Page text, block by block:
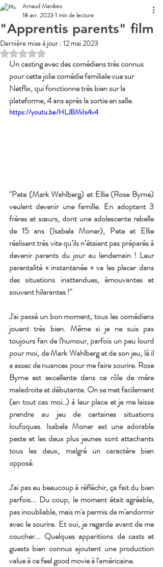
"Apprentis parents" film
Arnaud Manikeo
18 avr. 20231 min de lecture
Dernière mise à jour : 12 mai 2023
Noté NaN étoiles sur 5.
Un casting avec des comédiens très connus
pour cette jolie comédie familiale vue sur
Netflix, qui fonctionne très bien sur la
plateforme, 4 ans après la sortie en salle.
https://youtu.be/HLJBMiIs4v4
"Pete (Mark Wahlberg) et Ellie (Rose Byrne)
veulent devenir une famille. En adoptant 3
frères et sœurs, dont une adolescente rebelle
de 15 ans (Isabela Moner), Pete et Ellie
réalisent très vite qu’ils n’étaient pas préparés à
devenir parents du jour au lendemain ! Leur
parentalité « instantanée » va les placer dans
des situations inattendues, émouvantes et
souvent hilarantes !"
J'ai passé un bon moment, tous les comédiens
jouent très bien. Même si je ne suis pas
toujours fan de l'humour, parfois un peu lourd
pour moi, de Mark Wahlberg et de son jeu, là il
a assez de nuances pour me faire sourire. Rose
Byrne est excellente dans ce rôle de mère
maladroite et débutante. On se met facilement
(en tout cas moi..) à leur place et je me laisse
prendre au jeu de certaines situations
loufoques. Isabela Moner est une adorable
peste et les deux plus jeunes sont attachants
tous les deux, malgré un caractère bien
opposé.
J'ai pas eu beaucoup à réfléchir, ça fait du bien
parfois... Du coup, le moment était agréable,
pas inoubliable, mais m'a permis de m'endormir
avec le sourire. Et oui, je regarde avant de me
coucher... Quelques apparitions de casts et
guests bien connus ajoutent une production
value à ce feel good movie à l'américaine.